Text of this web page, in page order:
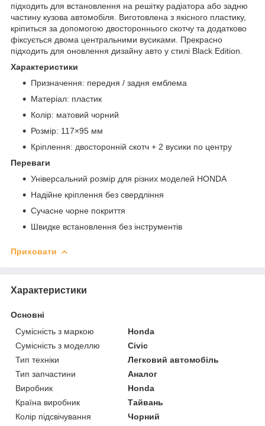
підходить для встановлення на решітку радіатора або задню
частину кузова автомобіля. Виготовлена з якісного пластику,
кріпиться за допомогою двостороннього скотчу та додатково
фіксується двома центральними вусиками. Прекрасно
підходить для оновлення дизайну авто у стилі Black Edition.
Характеристики
Призначення: передня / задня емблема
Матеріал: пластик
Колір: матовий чорний
Розмір: 117×95 мм
Кріплення: двосторонній скотч + 2 вусики по центру
Переваги
Універсальний розмір для різних моделей HONDA
Надійне кріплення без свердління
Сучасне чорне покриття
Швидке встановлення без інструментів
Приховати
Характеристики
Основні
Сумісність з маркою
Honda
Сумісність з моделлю
Civic
Тип техніки
Легковий автомобіль
Тип запчастини
Аналог
Виробник
Honda
Країна виробник
Тайвань
Колір підсвічування
Чорний